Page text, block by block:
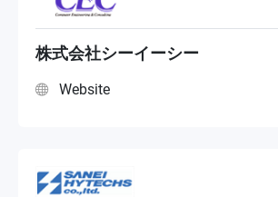
株式会社シーイーシー
Website